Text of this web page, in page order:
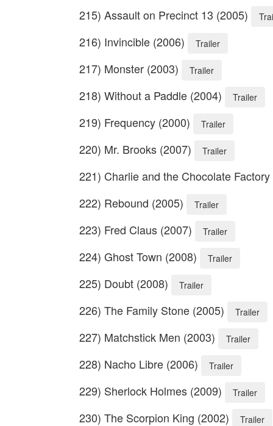
215) Assault on Precinct 13 (2005)
216) Invincible (2006) Trailer
217) Monster (2003) Trailer
218) Without a Paddle (2004) Trailer
219) Frequency (2000) Trailer
220) Mr. Brooks (2007) Trailer
221) Charlie and the Chocolate
222) Rebound (2005)
Trailer
223) Fred Claus (2007) Trailer
224) Ghost Town (2008) Trailer
225) Doubt (2008) Trailer
226) The Family Stone (2005) Trailer
227) Matchstick Men (2003) Trailer
228) Nacho Libre (2006) Trailer
229) Sherlock Holmes (2009) Trailer
230) The Scorpion King (2002) Trailer